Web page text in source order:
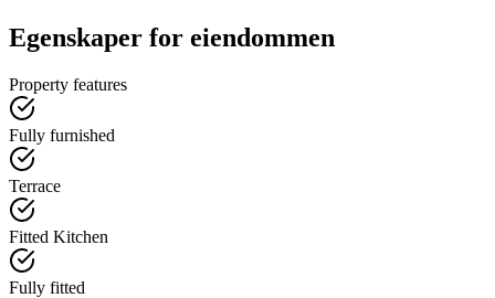
Egenskaper for eiendommen
Property features
Fully furnished
Terrace
Fitted Kitchen
Fully fitted